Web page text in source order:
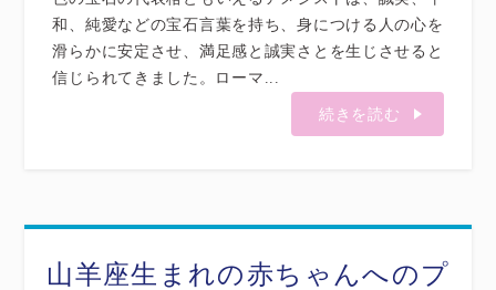
和、純愛などの宝石言葉を持ち、身につける人の心を
滑らかに安定させ、満足感と誠実さとを生じさせると
信じられてきました。ローマ...
続きを読む
山羊座生まれの赤ちゃんへのプ